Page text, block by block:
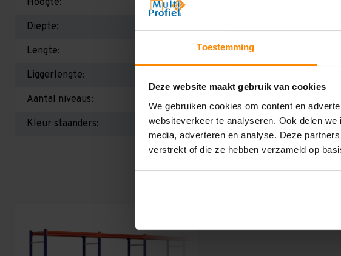
Toestemming
Deze website maakt gebruik van cookies
We gebruiken cookies om content en
websiteverkeer te analyseren. Ook delen
media, adverteren en analyse. Deze
verstrekt of die ze hebben verzameld op
Hoogte:
Diepte:
Lengte:
Liggerlengte:
Aantal niveaus:
Kleur staanders:
Blauw